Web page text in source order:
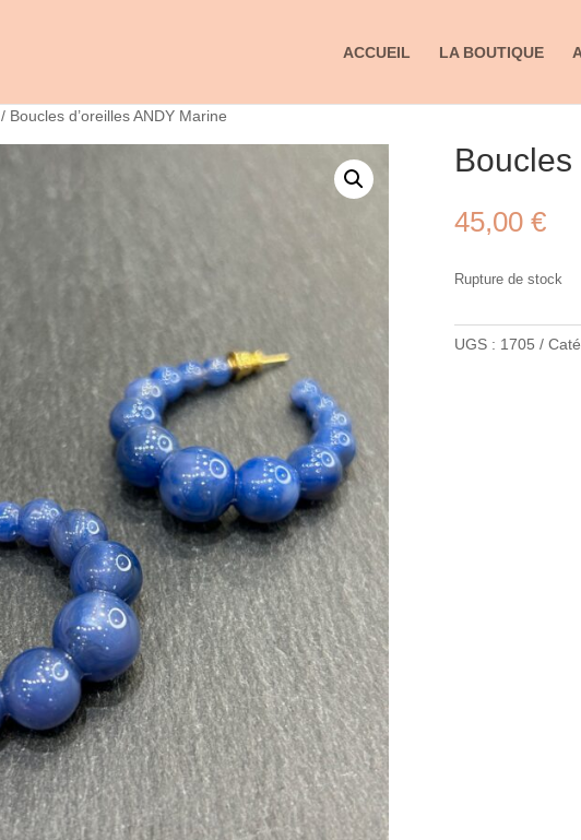
ACCUEIL LA BOUTIQUE
/ Boucles d’oreilles ANDY Marine
Boucles
45,00 €
Rupture de stock
UGS : 1705